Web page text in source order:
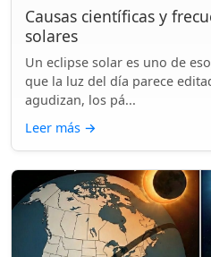
Causas científicas y
solares
Un eclipse solar es uno de
que la luz del día parece
agudizan, los pá...
Leer más →